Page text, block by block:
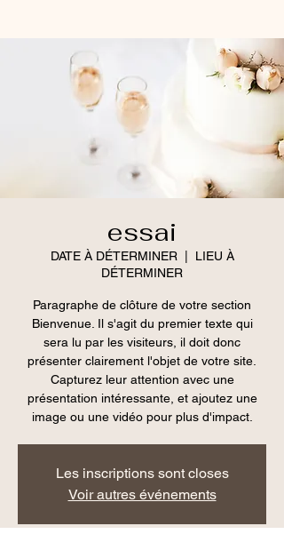
essai
DATE À DÉTERMINER
  |
LIEU À
DÉTERMINER
Paragraphe de clôture de votre section
Bienvenue. Il s'agit du premier texte qui
sera lu par les visiteurs, il doit donc
présenter clairement l'objet de votre site.
Capturez leur attention avec une
présentation intéressante, et ajoutez une
image ou une vidéo pour plus d'impact.
Les inscriptions sont closes
Voir autres événements